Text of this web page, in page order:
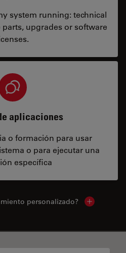
system running: technical
parts, upgrades or software
aplicaciones
o formación para usar
o para ejecutar una
específica
personalizado? Show local